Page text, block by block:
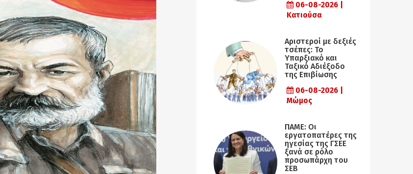
06-08-2026 |
Κατιούσα
Αριστεροί με δεξιές
τσέπες: Το
Υπαρξιακό και
Ταξικό Αδιέξοδο
της Επιβίωσης
06-08-2026 |
Μώμος
ΠΑΜΕ: Οι
εργατοπατέρες της
ηγεσίας της ΓΣΕΕ
ξανά σε ρόλο
προσωπάρχη του
ΣΕΒ